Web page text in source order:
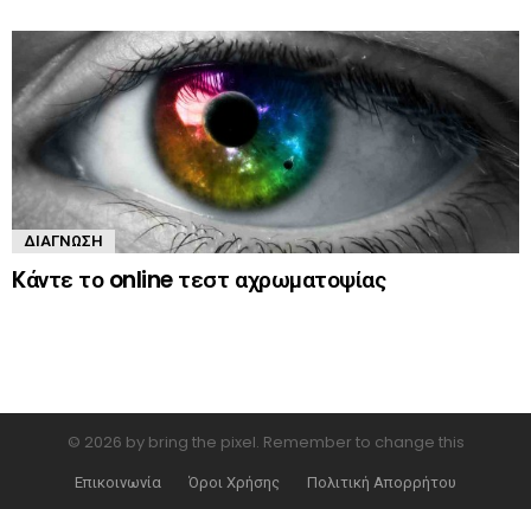
ΔΙΆΓΝΩΣΗ
Kάντε το online τεστ αχρωματοψίας
© 2026 by bring the pixel. Remember to change this
Επικοινωνία
Όροι Χρήσης Πολιτική Απορρήτου